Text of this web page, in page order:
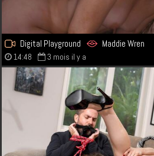
Digital Playground Maddie Wren
14:48 3 mois il y a